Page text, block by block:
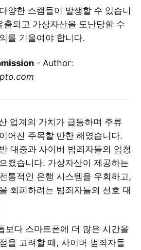
양한 스캠들이 발생할 수 있습니
출되고 가상자산을 도난당할 수
를 기울여야 합니다.
- Author:
업계의 가치가 급등하며 주류
어진 주목할 만한 해였습니다.
대중과 사이버 범죄자들의 엄청
켰습니다. 가상자산이 제공하는
통적인 은행 시스템을 우회하고,
회피하려는 범죄자들의 선호 대
보다 스마트폰에 더 많은 시간을
을 고려할 때, 사이버 범죄자들